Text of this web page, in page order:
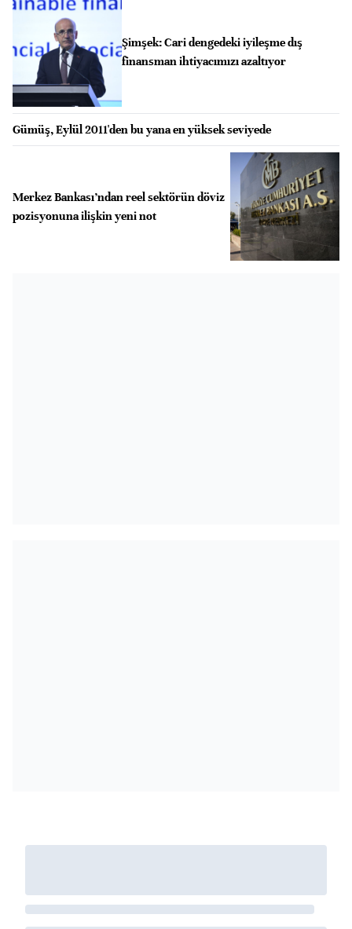
Şimşek: Cari dengedeki iyileşme dış
finansman ihtiyacımızı azaltıyor
Gümüş, Eylül 2011'den bu yana en yüksek seviyede
Merkez Bankası’ndan reel sektörün döviz
pozisyonuna ilişkin yeni not